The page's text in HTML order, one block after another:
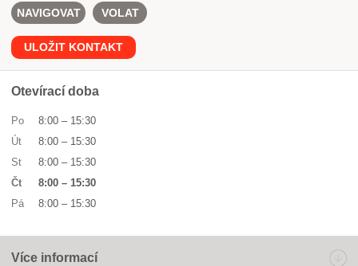
NAVIGOVAT VOLAT
ULOŽIT KONTAKT
Otevírací doba
Po 8:00 – 15:30
Út
8:00 – 15:30
St
8:00 – 15:30
Čt
8:00 – 15:30
Pá
8:00 – 15:30
Více informací